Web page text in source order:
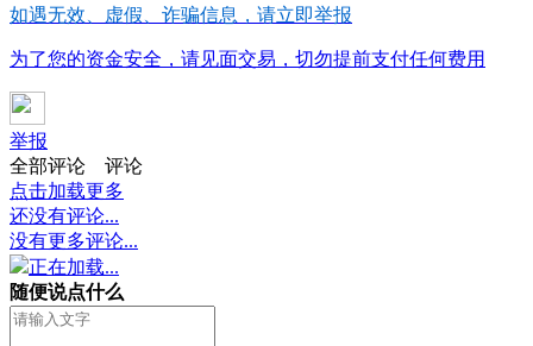
如遇无效、虚假、诈骗信息，请立即举报
为了您的资金安全，请见面交易，切勿提前支付任何费用
举报
全部评论
评论
点击加载更多
还没有评论...
没有更多评论...
正在加载...
随便说点什么